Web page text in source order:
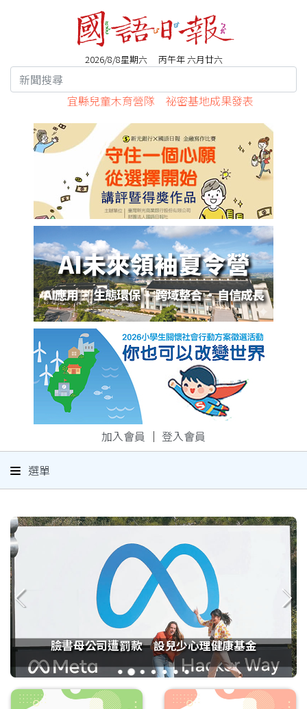
2026/8/8星期六 丙午年 六月廿六
宜縣兒童木育營隊 祕密基地成果發表
加入會員 ｜ 登入會員
選單
臉書母公司遭罰款 設兒少心理健康基金
1 3 4 5 6 7